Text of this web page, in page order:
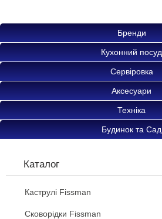
Бренди
Кухонний посуд
Сервіровка
Аксесуари
Техніка
Будинок та Сад
Каталог
Каструлі Fissman
Сковорідки Fissman